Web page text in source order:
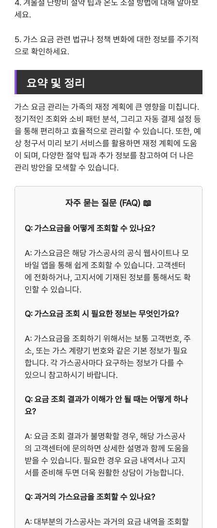
4. 겨울철 난방비 절약 팁과 온도 조절 방법에 대해 알아보
세요.
5. 가스 요금 관련 법규나 정책 변화에 대한 정보를 주기적
으로 확인하세요.
요약 및 정리
가스 요금 관리는 가족의 재정 계획에 큰 영향을 미칩니다.
정기적인 조회와 소비 패턴 분석, 그리고 자동 결제 설정 등
을 통해 편리하고 효율적으로 관리할 수 있습니다. 또한, 예
상 청구서 미리 보기 서비스를 활용하면 재정 계획에 도움
이 되며, 다양한 절약 팁과 추가 정보를 참고하여 더 나은
관리 방안을 모색할 수 있습니다.
자주 묻는 질문 (FAQ) 📖
Q: 가스요금을 어떻게 조회할 수 있나요?
A: 가스요금은 해당 가스공사의 공식 웹사이트나 모
바일 앱을 통해 쉽게 조회할 수 있습니다. 고객센터
에 전화하거나, 고지서에 기재된 정보를 통해서도 확
인할 수 있습니다.
Q: 가스요금 조회 시 필요한 정보는 무엇인가요?
A: 가스요금을 조회하기 위해서는 보통 고객번호, 주
소, 또는 가스 계량기 번호와 같은 기본 정보가 필요
합니다. 각 가스공사마다 요구하는 정보가 다를 수
있으니 참고하시기 바랍니다.
Q: 요금 조회 결과가 이해가 안 될 때는 어떻게 하나
요?
A: 요금 조회 결과가 불명확할 경우, 해당 가스공사
의 고객센터에 문의하면 상세한 설명과 함께 도움을
받을 수 있습니다. 필요한 경우 요금 내역서나 고지
서를 준비해 두면 더욱 원활한 상담이 가능합니다.
Q: 과거의 가스요금을 조회할 수 있나요?
A: 대부분의 가스공사는 과거의 요금 내역을 조회할